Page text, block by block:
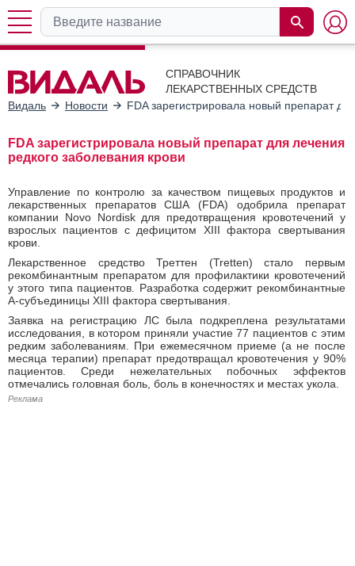
СПРАВОЧНИК
ЛЕКАРСТВЕННЫХ СРЕДСТВ
Видаль
Новости FDA зарегистрировала новый препарат
FDA зарегистрировала новый препарат для лечения
редкого заболевания крови
Управление по контролю за качеством пищевых продуктов и
лекарственных препаратовСША (FDA) одобрила препарат
компании Novo Nordisk для предотвращения кровотечений у
взрослых пациентов с дефицитом XIII фактора свертывания
крови.
Лекарственное средство Треттен (Tretten) стало первым
рекомбинантным препаратом для профилактики кровотечений
у этого типа пациентов. Разработка содержит рекомбинантные
А-субъединицы XIII фактора свертывания.
Заявка на регистрацию ЛС была подкреплена результатами
исследования, в котором приняли участие 77 пациентов с этим
редким заболеваниям. При ежемесячном приеме (а не после
месяца терапии) препарат предотвращал кровотечения у 90%
пациентов. Среди нежелательных побочных эффектов
отмечались головная боль, боль в конечностях и местах укола.
Реклама